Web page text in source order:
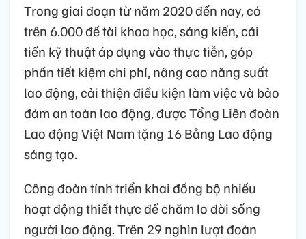
Trong giai đoạn từ năm 2020 đến nay, có
trên 6.000 đề tài khoa học, sáng kiến, cải
tiến kỹ thuật áp dụng vào thực tiễn, góp
phần tiết kiệm chi phí, nâng cao năng suất
lao động, cải thiện điều kiện làm việc và bảo
đảm an toàn lao động, được Tổng Liên đoàn
Lao động Việt Nam tặng 16 Bằng Lao động
sáng tạo.
Công đoàn tỉnh triển khai đồng bộ nhiều
hoạt động thiết thực để chăm lo đời sống
người lao động. Trên 29 nghìn lượt đoàn